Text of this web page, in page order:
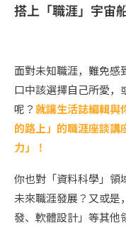
搭上「職涯」宇宙
面對未知職涯，難免感
口中該選擇自己所愛，
呢？就讓生活誌編輯與
的路上」的職涯座談講
力」！
你也對「資料科學」領
未來職涯發展？又或是
發、軟體設計」等其他